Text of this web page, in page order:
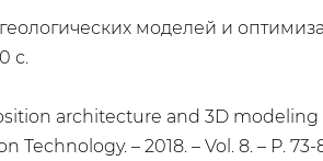
моделей и
с.
architecture and 3D
– 2018. – Vol. 8. – P. 73-